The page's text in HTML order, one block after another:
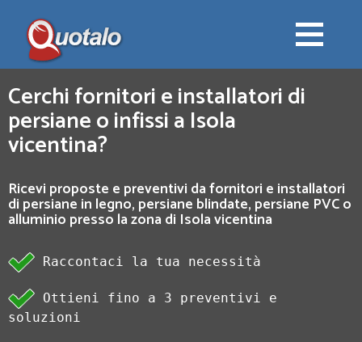
Cerchi fornitori e installatori di
persiane o infissi a Isola
vicentina?
Ricevi proposte e preventivi da fornitori e installatori
di persiane in legno, persiane blindate, persiane PVC o
alluminio presso la zona di Isola vicentina
Raccontaci la tua necessità
Ottieni fino a 3 preventivi e
soluzioni